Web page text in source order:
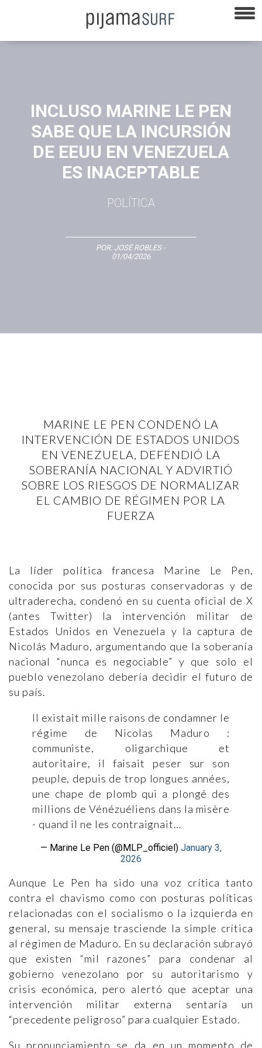
INCLUSO MARINE LE PEN
SABE QUE LA INCURSIÓN
DE EEUU EN VENEZUELA
ES INACEPTABLE
POLÍTICA
POR: JOSÉ ROBLES-
01/04/2026
MARINE LE PEN CONDENÓ LA
INTERVENCIÓN DE ESTADOS UNIDOS
EN VENEZUELA, DEFENDIÓ LA
SOBERANÍA NACIONAL Y ADVIRTIÓ
SOBRE LOS RIESGOS DE NORMALIZAR
EL CAMBIO DE RÉGIMEN POR LA
FUERZA
La líder política francesa Marine Le Pen,
conocida por sus posturas conservadoras y de
ultraderecha, condenó en su cuenta oficial de X
(antes Twitter) la intervención militar de
Estados Unidos en Venezuela y la captura de
Nicolás Maduro, argumentando que la soberanía
nacional “nunca es negociable” y que solo el
pueblo venezolano debería decidir el futuro de
su país.
Il existait mille raisons de condamner le
régime de Nicolas Maduro :
communiste, oligarchique et
autoritaire, il faisait peser sur son
peuple, depuis de trop longues années,
une chape de plomb qui a plongé des
millions de Vénézuéliens dans la misère
- quand il ne les contraignait…
— Marine Le Pen (@MLP_officiel) January 3,
2026
Aunque Le Pen ha sido una voz crítica tanto
contra el chavismo como con posturas políticas
relacionadas con el socialismo o la izquierda en
general, su mensaje trasciende la simple crítica
al régimen de Maduro. En su declaración subrayó
que existen “mil razones” para condenar al
gobierno venezolano por su autoritarismo y
crisis económica, pero alertó que aceptar una
intervención militar externa sentaría un
“precedente peligroso” para cualquier Estado.
Su pronunciamiento se da en un momento de